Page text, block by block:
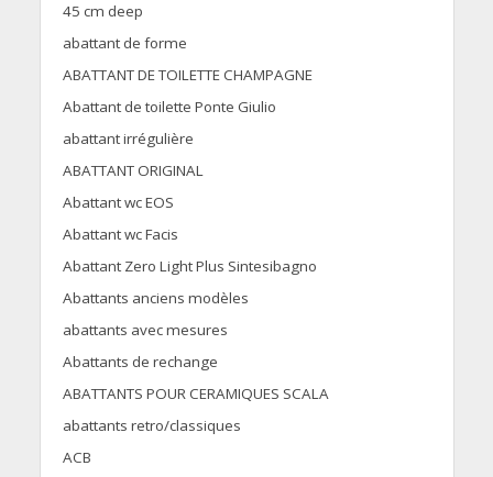
45 cm deep
abattant de forme
ABATTANT DE TOILETTE CHAMPAGNE
Abattant de toilette Ponte Giulio
abattant irrégulière
ABATTANT ORIGINAL
Abattant wc EOS
Abattant wc Facis
Abattant Zero Light Plus Sintesibagno
Abattants anciens modèles
abattants avec mesures
Abattants de rechange
ABATTANTS POUR CERAMIQUES SCALA
abattants retro/classiques
ACB